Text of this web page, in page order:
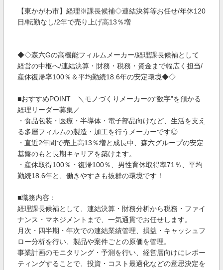
【東かがわ市】経理※課長候補◇連結決算等お任せ/年休120
日/転勤なし/2年で売り上げ高13％増
◆◇森六Gの高機能フィルムメーカー/経理課長候補として
経営の中枢へ/連結決算・財務・税務・資金まで幅広く担当/
産休復帰率100％＆平均勤続18.6年の安定環境◆◇
■おすすめPOINT ＼モノづくりメーカーの“数字”を預かる
経理リーダー募集／
・食品包装・医療・半導体・電子部品向けなど、生活を支え
る多層フィルムの製造・加工を行うメーカーです◎
・直近2年間で売上高13％増と成長中、森六グループの安定
基盤のもと長期キャリアを築けます。
・産休取得100％・復帰100％、男性育休取得率71％、平均
勤続18.6年と、働きやすさも抜群の環境です！
■職務内容：
経理課長候補として、連結決算・財務分析から税務・ファイ
ナンス・マネジメントまで、一気通貫でお任せします。
月次・四半期・年次での連結業績管理、損益・キャッシュフ
ロー分析を行い、製品や案件ごとの原価を管理。
事業計画のモニタリング・予測を行い、経営層向けにレポー
ティングすることで、投資・コスト最適化などの意思決定を